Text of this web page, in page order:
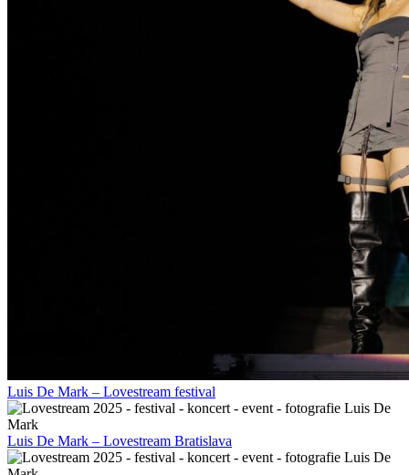
Luis De Mark – Lovestream festival
Luis De Mark – Lovestream Bratislava